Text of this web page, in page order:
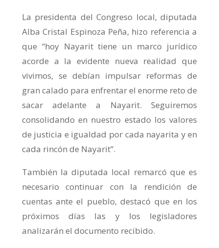
La presidenta del Congreso local, diputada
Alba Cristal Espinoza Peña, hizo referencia a
que “hoy Nayarit tiene un marco jurídico
acorde a la evidente nueva realidad que
vivimos, se debían impulsar reformas de
gran calado para enfrentar el enorme reto de
sacar adelante a Nayarit. Seguiremos
consolidando en nuestro estado los valores
de justicia e igualdad por cada nayarita y en
cada rincón de Nayarit”.
También la diputada local remarcó que es
necesario continuar con la rendición de
cuentas ante el pueblo, destacó que en los
próximos días las y los legisladores
analizarán el documento recibido.